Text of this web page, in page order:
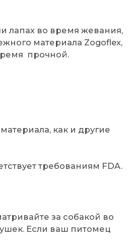
лапах во время жевания,
материала Zogoflex,
прочной.
как и другие
требованиям FDA.
за собакой во
Если ваш питомец